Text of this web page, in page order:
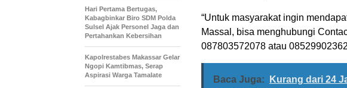
“Untuk masyarakat ingin
Massal, bisa menghubungi
087803572078 atau
Baca Juga:
Kurang dari 24
Hari Pertama Bertugas,
Kabagbinkar Biro SDM Polda
Sulsel Ajak Personel Jaga dan
Pertahankan Kebersihan
Kapolrestabes Makassar Gelar
Ngopi Kamtibmas, Serap
Aspirasi Warga Tamalate